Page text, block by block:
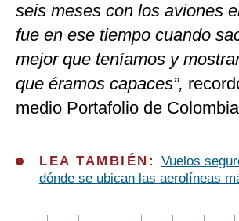
seis meses con los aviones
fue en ese tiempo cuando
mejor que teníamos y
que éramos capaces”,
medio Portafolio de
LEA TAMBIÉN: Vuelos
dónde se ubican las aerolíneas